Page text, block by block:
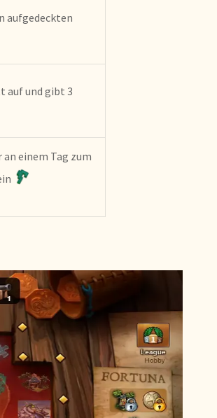
aufgedeckten
auf und gibt 3
einem Tag zum